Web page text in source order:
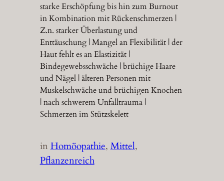
starke Erschöpfung bis hin zum Burnout
in Kombination mit Rückenschmerzen |
Z.n. starker Überlastung und
Enttäuschung | Mangel an Flexibilität | der
Haut fehlt es an Elastizität |
Bindegewebsschwäche | brüchige Haare
und Nägel | älteren Personen mit
Muskelschwäche und brüchigen Knochen
| nach schwerem Unfalltrauma |
Schmerzen im Stützskelett
inHomöopathie, Mittel
Pflanzenreich